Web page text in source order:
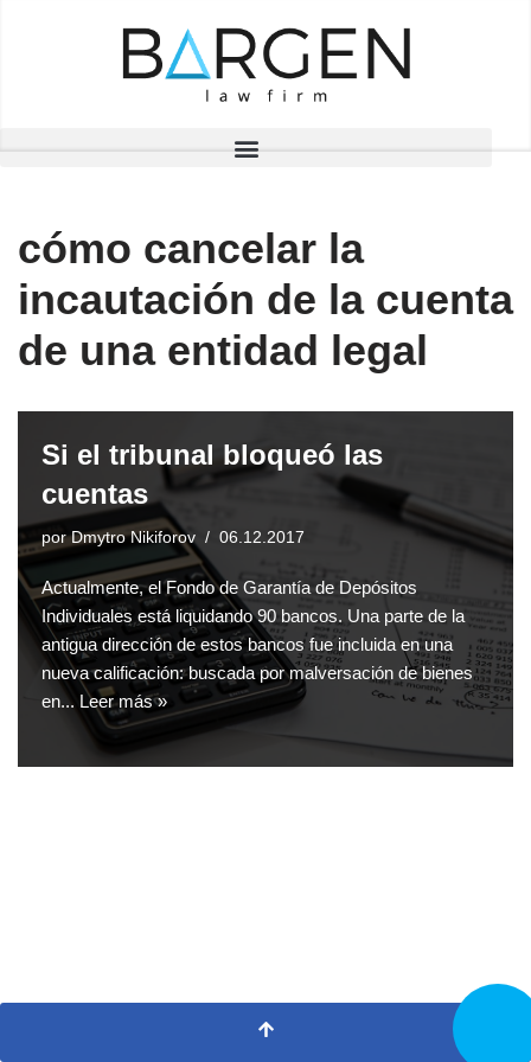
cómo cancelar la
incautación de la cuenta
de una entidad legal
Si el tribunal bloqueó las
cuentas
porDmytro Nikiforov 06.12.2017
Actualmente, el Fondo de Garantía de Depósitos
Individuales está liquidando 90 bancos. Una parte de la
antigua dirección de estos bancos fue incluida en una
nueva calificación: buscada por malversación de bienes
en... Leer más »